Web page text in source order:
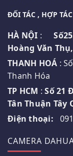
ĐỐI TÁC , HỢP TÁC
HÀ NỘI :
Hoàng Văn
THANH HOÁ :
Thanh Hóa
TP HCM :Số 21
Tân Thuận Tây
Điện thoại:
CAMERA